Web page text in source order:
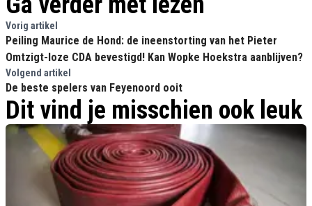
Vorig artikel
Peiling Maurice de Hond: de ineenstorting van het Pieter
Omtzigt-loze CDA bevestigd! Kan Wopke Hoekstra aanblijven?
Volgend artikel
De beste spelers van Feyenoord ooit
Dit vind je misschien ook leuk